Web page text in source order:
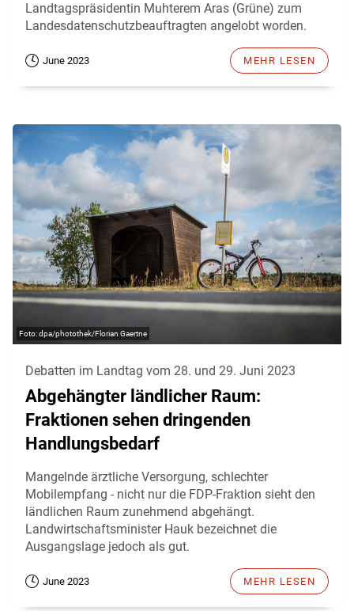
Landtagspräsidentin Muhterem Aras (Grüne) zum
Landesdatenschutzbeauftragten angelobt worden.
June 2023 MEHR LESEN
dpa/photothek/Florian Gaertne
Debatten im Landtag vom 28. und 29. Juni 2023
Abgehängter ländlicher Raum:
Fraktionen sehen dringenden
Handlungsbedarf
Mangelnde ärztliche Versorgung, schlechter
Mobilempfang - nicht nur die FDP-Fraktion sieht den
ländlichen Raum zunehmend abgehängt.
Landwirtschaftsminister Hauk bezeichnet die
Ausgangslage jedoch als gut.
June 2023 MEHR LESEN